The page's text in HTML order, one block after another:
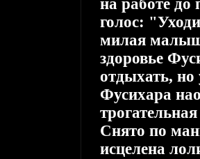
на работе до
голос:
милая
здоровье
отдыхать,
Фусихара
Снято по
исцелена